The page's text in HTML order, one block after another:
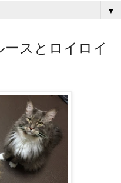
▼
ースとロイロイ